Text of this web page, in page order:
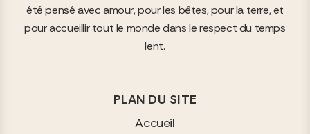
été pensé avec amour, pour les bêtes, pour la terre, et
pour accueillir tout le monde dans le respect du temps
lent.
PLAN DU SITE
Accueil